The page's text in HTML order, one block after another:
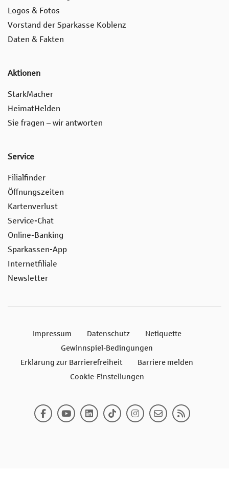
Logos & Fotos
Vorstand der Sparkasse Koblenz
Daten & Fakten
Aktionen
StarkMacher
HeimatHelden
Sie fragen – wir antworten
Service
Filialfinder
Öffnungszeiten
Kartenverlust
Service-Chat
Online-Banking
Sparkassen-App
Internetfiliale
Newsletter
Impressum Datenschutz
Netiquette
Gewinnspiel-Bedingungen
Erklärung zur Barrierefreiheit
Barriere melden
Cookie-Einstellungen